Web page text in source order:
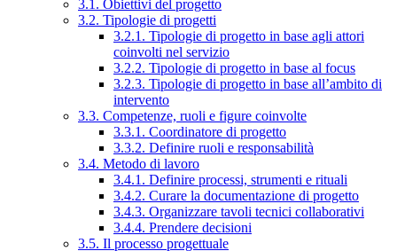
3.1. Obiettivi del progetto
3.2. Tipologie di progetti
3.2.1. Tipologie di progetto in base agli attori
coinvolti nel servizio
3.2.2. Tipologie di progetto in base al focus
3.2.3. Tipologie di progetto in base all’ambito di
intervento
3.3. Competenze, ruoli e figure coinvolte
3.3.1. Coordinatore di progetto
3.3.2. Definire ruoli e responsabilità
3.4. Metodo di lavoro
3.4.1. Definire processi, strumenti e rituali
3.4.2. Curare la documentazione di progetto
3.4.3. Organizzare tavoli tecnici collaborativi
3.4.4. Prendere decisioni
3.5. Il processo progettuale